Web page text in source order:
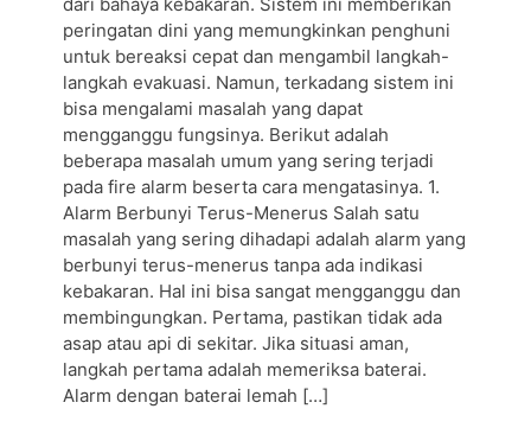
peringatan dini yang memungkinkan penghuni
untuk bereaksi cepat dan mengambil langkah-
langkah evakuasi. Namun, terkadang sistem ini
bisa mengalami masalah yang dapat
mengganggu fungsinya. Berikut adalah
beberapa masalah umum yang sering terjadi
pada fire alarm beserta cara mengatasinya. 1.
Alarm Berbunyi Terus-Menerus Salah satu
masalah yang sering dihadapi adalah alarm yang
berbunyi terus-menerus tanpa ada indikasi
kebakaran. Hal ini bisa sangat mengganggu dan
membingungkan. Pertama, pastikan tidak ada
asap atau api di sekitar. Jika situasi aman,
langkah pertama adalah memeriksa baterai.
Alarm dengan baterai lemah […]